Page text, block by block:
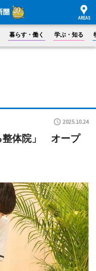
暮らす・働く 学ぶ・知る
2025.10.24
整体院」 オープ